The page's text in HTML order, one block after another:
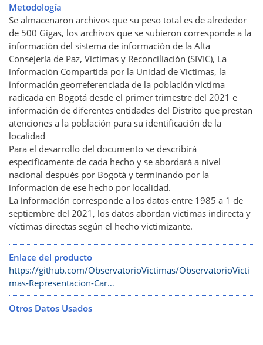
Metodología
Se almacenaron archivos que su peso total es de alrededor
de 500 Gigas, los archivos que se subieron corresponde a la
información del sistema de información de la Alta
Consejería de Paz, Victimas y Reconciliación (SIVIC), La
información Compartida por la Unidad de Victimas, la
información georreferenciada de la población victima
radicada en Bogotá desde el primer trimestre del 2021 e
información de diferentes entidades del Distrito que prestan
atenciones a la población para su identificación de la
localidad
Para el desarrollo del documento se describirá
específicamente de cada hecho y se abordará a nivel
nacional después por Bogotá y terminando por la
información de ese hecho por localidad.
La información corresponde a los datos entre 1985 a 1 de
septiembre del 2021, los datos abordan victimas indirecta y
víctimas directas según el hecho victimizante.
Enlace del producto
https://github.com/ObservatorioVictimas/ObservatorioVicti
mas-Representacion-Car…
Otros Datos Usados